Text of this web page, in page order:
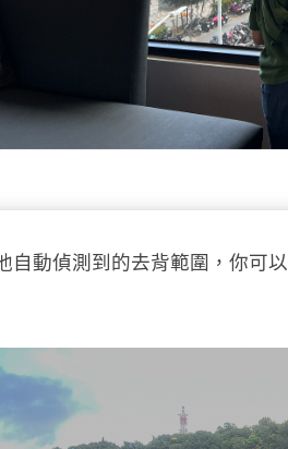
自動偵測到的去背範圍，你可